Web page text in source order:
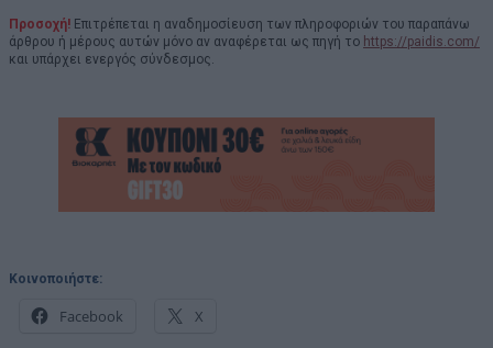
Προσοχή! Επιτρέπεται η αναδημοσίευση των πληροφοριών του παραπάνω
άρθρου ή μέρους αυτών μόνο αν αναφέρεται ως πηγή το https://paidis.com/
και υπάρχει ενεργός σύνδεσμος.
Κοινοποιήστε:
Facebook X